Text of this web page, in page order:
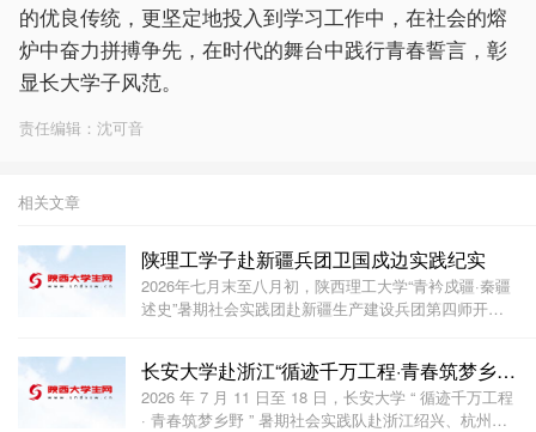
的优良传统，更坚定地投入到学习工作中，在社会的熔
炉中奋力拼搏争先，在时代的舞台中践行青春誓言，彰
显长大学子风范。
责任编辑：沈可音
相关文章
陕理工学子赴新疆兵团卫国戍边实践纪实
2026年七月末至八月初，陕西理工大学“青衿戍疆·秦疆
述史”暑期社会实践团赴新疆生产建设兵团第四师开
长安大学赴浙江“循迹千万工程·青春筑梦乡野”暑期实
2026 年 7 月 11 日至 18 日，长安大学 “ 循迹千万工程
· 青春筑梦乡野 ” 暑期社会实践队赴浙江绍兴、杭州两